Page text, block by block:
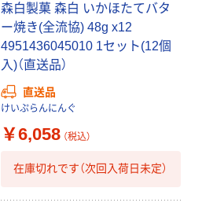
森白製菓 森白 いかほたてバタ
ー焼き(全流協) 48g x12
4951436045010 1セット(12個
入)（直送品）
直送品
けいぷらんにんぐ
￥6,058 （税込）
在庫切れです（次回入荷日未定）